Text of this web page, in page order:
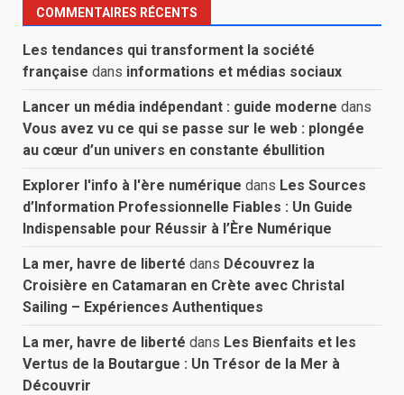
COMMENTAIRES RÉCENTS
Les tendances qui transforment la société
française dans informations et médias sociaux
Lancer un média indépendant : guide moderne dans
Vous avez vu ce qui se passe sur le web : plongée
au cœur d’un univers en constante ébullition
Explorer l'info à l'ère numérique dans Les Sources
d’Information Professionnelle Fiables : Un Guide
Indispensable pour Réussir à l’Ère Numérique
La mer, havre de liberté dans Découvrez la
Croisière en Catamaran en Crète avec Christal
Sailing – Expériences Authentiques
La mer, havre de liberté dans Les Bienfaits et les
Vertus de la Boutargue : Un Trésor de la Mer à
Découvrir